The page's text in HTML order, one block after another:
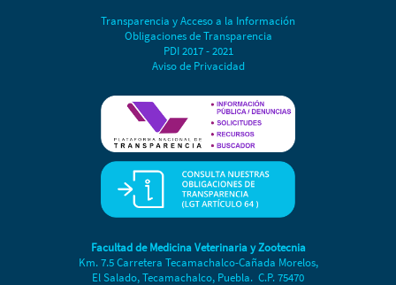
Transparencia y Acceso a la Información
Obligaciones de Transparencia
PDI 2017 - 2021
Aviso de Privacidad
Facultad de Medicina Veterinaria y Zootecnia
Km. 7.5 Carretera Tecamachalco-Cañada Morelos,
El Salado, Tecamachalco, Puebla. C.P. 75470